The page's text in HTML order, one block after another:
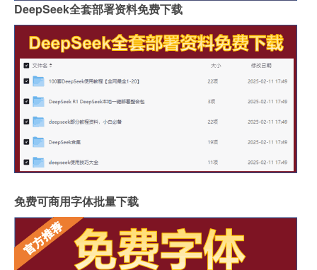
DeepSeek全套部署资料免费下载
免费可商用字体批量下载